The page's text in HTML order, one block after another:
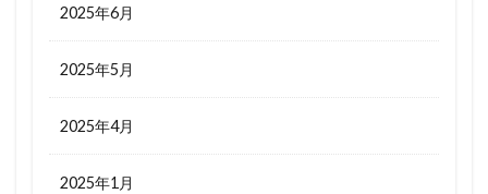
2025年6月
2025年5月
2025年4月
2025年1月